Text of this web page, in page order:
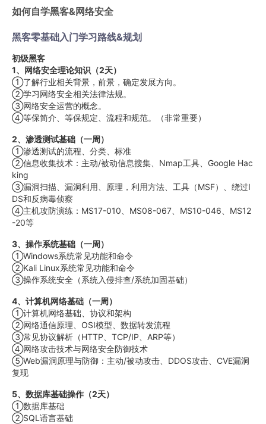
如何自学黑客&网络安全
黑客零基础入门学习路线&规划
初级黑客
1、网络安全理论知识（2天）
①了解行业相关背景，前景，确定发展方向。
②学习网络安全相关法律法规。
③网络安全运营的概念。
④等保简介、等保规定、流程和规范。（非常重要）
2、渗透测试基础（一周）
①渗透测试的流程、分类、标准
②信息收集技术：主动/被动信息搜集、Nmap工具、Google Hac
king
③漏洞扫描、漏洞利用、原理，利用方法、工具（MSF）、绕过I
DS和反病毒侦察
④主机攻防演练：MS17-010、MS08-067、MS10-046、MS12
-20等
3、操作系统基础（一周）
①Windows系统常见功能和命令
②Kali Linux系统常见功能和命令
③操作系统安全（系统入侵排查/系统加固基础）
4、计算机网络基础（一周）
①计算机网络基础、协议和架构
②网络通信原理、OSI模型、数据转发流程
③常见协议解析（HTTP、TCP/IP、ARP等）
④网络攻击技术与网络安全防御技术
⑤Web漏洞原理与防御：主动/被动攻击、DDOS攻击、CVE漏洞
复现
5、数据库基础操作（2天）
①数据库基础
②SQL语言基础